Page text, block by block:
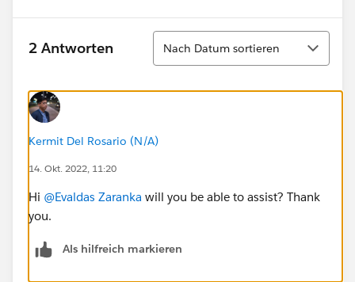
2 Antworten
Sortieren
Nach Datum sortieren
Kermit Del Rosario (N/A)
14. Okt. 2022, 11:20
Hi @Evaldas Zaranka will you be able to assist? Thank
you.
Als hilfreich markieren